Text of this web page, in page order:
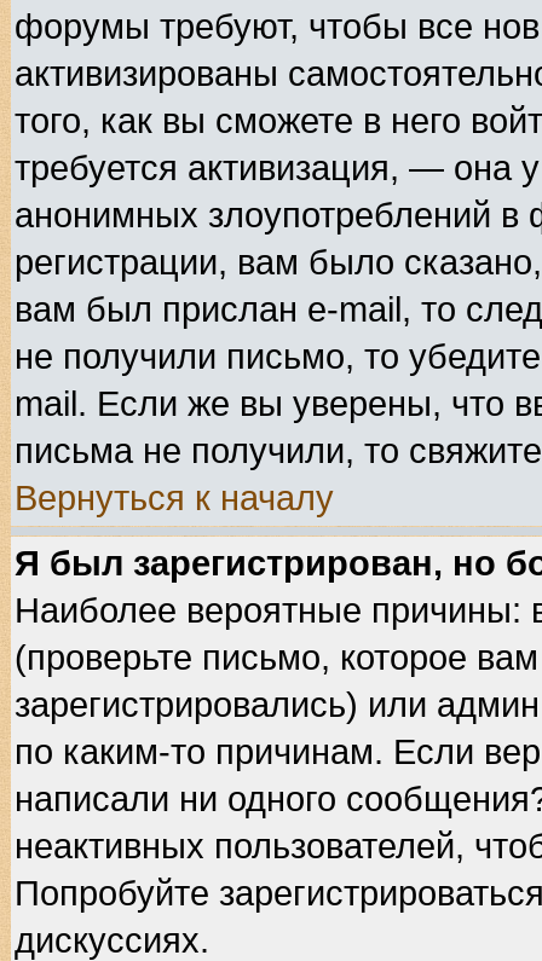
форумы требуют, чтобы все
активизированы
того, как вы сможете в него
требуется активизация, — она
анонимных злоупотреблений
регистрации, вам было
вам был прислан e-mail, то
не получили письмо, то
mail. Если же вы уверены, что
письма не получили, то
Вернуться к началу
Я был зарегистрирован, но
Наиболее вероятные причины:
(проверьте письмо, которое
зарегистрировались) или
по каким-то причинам. Если
написали ни одного
неактивных пользователей,
Попробуйте
дискуссиях.